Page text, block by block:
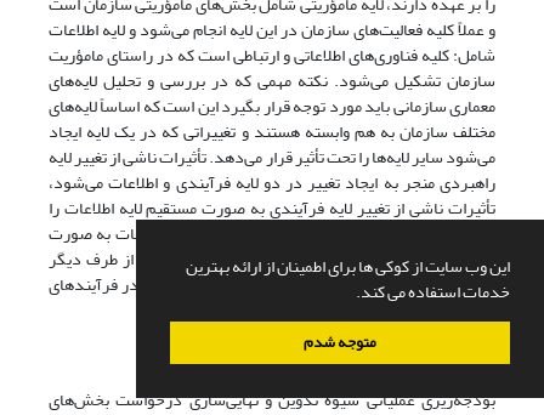
این وب سایت از کوکی ها برای اطمینان از ارائه بهترین
خدمات استفاده می کند.
متوجه شدم
و عملاً کلیه فعالیت‌های سازمان در این لایه انجام می‌شود و لایه اطلاعات
شامل: کلیه فناوری‌های اطلاعاتی و ارتباطی است که در راستای مامؤریت
سازمان تشکیل می‌شود. نکته مهمی که در بررسی و تحلیل لایه‌های
معماری سازمانی باید مورد توجه قرار بگیرد این است که اساساً لایه‌های
مختلف سازمان به هم وابسته هستند و تغییراتی که در یک لایه ایجاد
می‌شود سایر لایه‌ها را تحت تأثیر قرار می‌دهد. تأثیرات ناشی از تغییر لایه
راهبردی منجر به ایجاد تغییر در دو لایه فرآیندی و اطلاعات می‌شود،
تأثیرات ناشی از تغییر لایه فرآیندی به صورت مستقیم لایه اطلاعات را
تحت تأثیر قرار می‌دهد و تأثیرات ناشی از تغییر لایه اطلاعات به صورت
مستقیم بر لایه بالایی یعنی لایه فرآیندی تأثیر می‌گذارد. از طرف دیگر
تغییر در استراتژی‌ها یا فناوری اطلاعات، خود سبب تغییر در فرآیندهای
سازمان می‌گردد. (عمید & دهقانان, 1387)
3-5-3. نقش بخش راهبردی سازمان در بودجه‌ریزی
بودجه‌ریزی عملیاتی شیوه تدوین و نهایی‌سازی درخواست بخش‌های